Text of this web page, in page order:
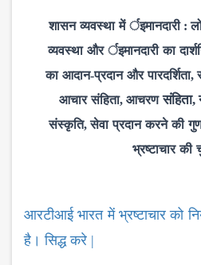
शासन व्यवस्था में र्इमानदारी:
व्यवस्था और र्इमानदारी का
का आदान-प्रदान और पारदर्शिता,
आचार संहिता, आचरण संहिता,
संस्कृति,सेवा प्रदान करने की
भ्रष्टाचार की
आरटीआई भारत में भ्रष्टाचार को
है। सिद्ध करे |